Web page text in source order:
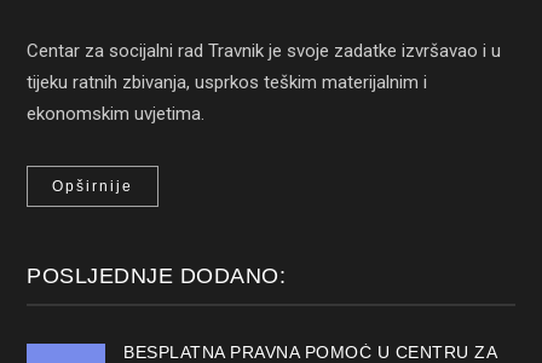
Centar za socijalni rad Travnik je svoje zadatke izvršavao i u
tijeku ratnih zbivanja, usprkos teškim materijalnim i
ekonomskim uvjetima.
Opširnije
POSLJEDNJE DODANO:
BESPLATNA PRAVNA POMOĆ U CENTRU ZA